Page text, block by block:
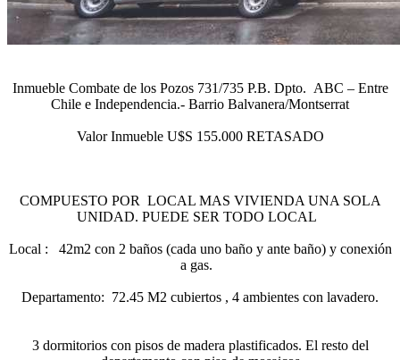
Inmueble Combate de los Pozos 731/735 P.B. Dpto. ABC – Entre
Chile e Independencia.- Barrio Balvanera/Montserrat
Valor Inmueble U$S 155.000 RETASADO
COMPUESTO POR LOCAL MAS VIVIENDA UNA SOLA
UNIDAD. PUEDE SER TODO LOCAL
Local : 42m2 con 2 baños (cada uno baño y ante baño) y conexión
a gas.
Departamento: 72.45 M2 cubiertos , 4 ambientes con lavadero.
3 dormitorios con pisos de madera plastificados. El resto del